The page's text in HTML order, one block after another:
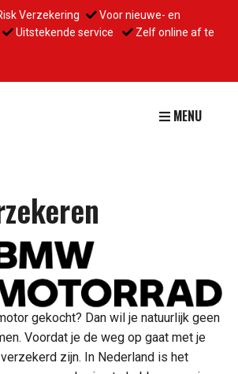
Verzekering
Voor nieuwe- en
Uitstekende service
Zelf online af te
MENU
gekocht? Dan wil je natuurlijk geen
Voordat je de weg op gaat met je
zijn. In Nederland is het